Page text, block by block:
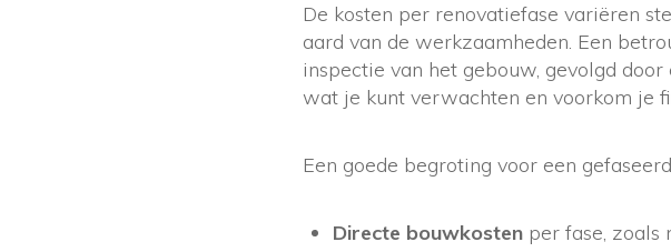
De kosten per renovatiefase variëren
aard van de werkzaamheden. Een
inspectie van het gebouw, gevolgd
wat je kunt verwachten en voorkom je
Een goede begroting voor een
Directe bouwkosten per fase, zoals